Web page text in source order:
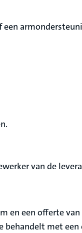
van de
en een offerte van
behandelt met